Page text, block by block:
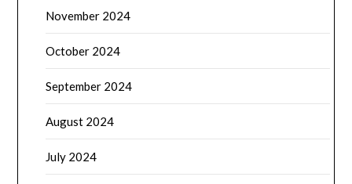
November 2024
October 2024
September 2024
August 2024
July 2024